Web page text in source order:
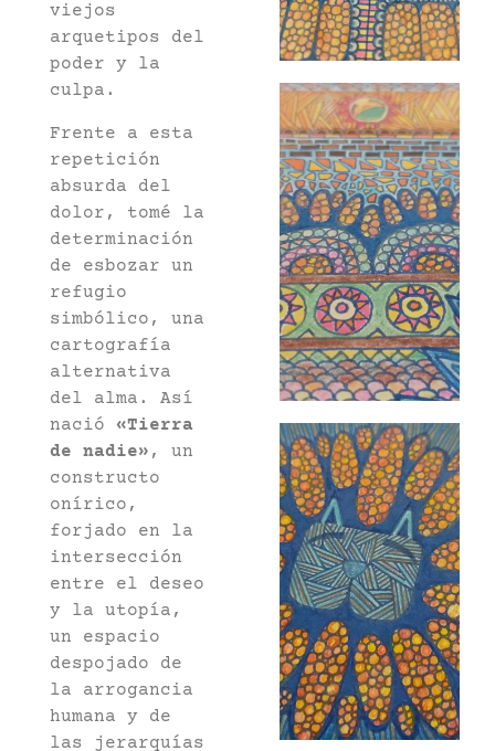
viejos
arquetipos del
poder y la
culpa.
Frente a esta
repetición
absurda del
dolor, tomé la
determinación
de esbozar un
refugio
simbólico, una
cartografía
alternativa
del alma. Así
nació «Tierra
de nadie» , un
constructo
onírico,
forjado en la
intersección
entre el deseo
y la utopía,
un espacio
despojado de
la arrogancia
humana y de
las jerarquías